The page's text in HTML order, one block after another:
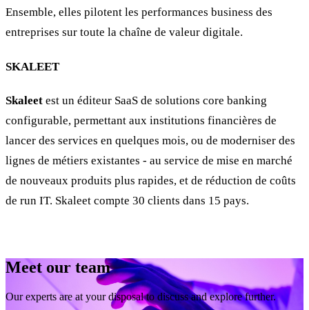
Ensemble, elles pilotent les performances business des
entreprises sur toute la chaîne de valeur digitale.
SKALEET
Skaleet est un éditeur SaaS de solutions core banking
configurable, permettant aux institutions financières de
lancer des services en quelques mois, ou de moderniser des
lignes de métiers existantes - au service de mise en marché
de nouveaux produits plus rapides, et de réduction de coûts
de run IT. Skaleet compte 30 clients dans 15 pays.
Meet our team
Our experts are at your disposal to discuss and explore further.